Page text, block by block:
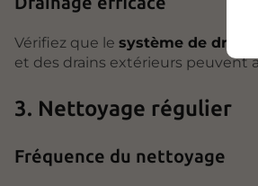
Vérifiez que le système de
et des drains extérieurs peuvent
3. Nettoyage régulier
Fréquence du nettoyage